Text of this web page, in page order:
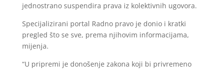
jednostrano suspendira prava iz kolektivnih ugovora.
Specijalizirani portal Radno pravo je donio i kratki
pregled što se sve, prema njihovim informacijama,
mijenja.
“U pripremi je donošenje zakona koji bi privremeno